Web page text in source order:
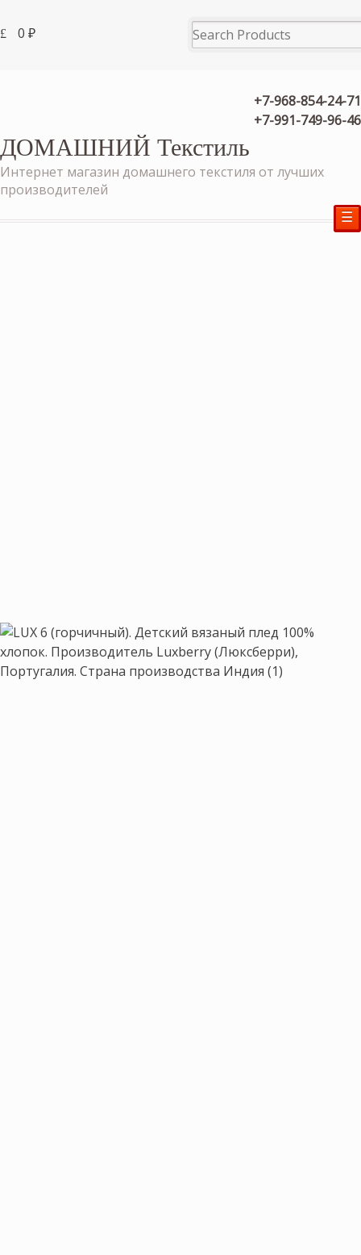
0 ₽
+7-968-854-24-71
+7-991-749-96-46
ДОМАШНИЙ Текстиль
Интернет магазин домашнего текстиля от лучших
производителей
☰